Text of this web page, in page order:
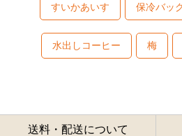
すいかあいす 保冷バッ
水出しコーヒー 梅
送料・配送について